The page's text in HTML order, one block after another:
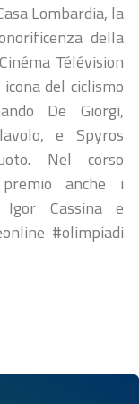
Lombardia, la
della
Télévision
del ciclismo
De Giorgi,
e Spyros
Nel corso
anche i
Igor Cassina e
#olimpiadi